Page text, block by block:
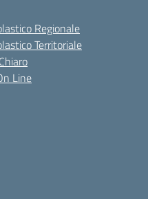
Regionale
Territoriale
Line